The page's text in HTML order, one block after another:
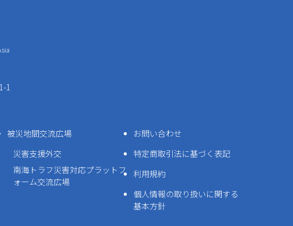
1
被災地間交流広場
災害支援外交
南海トラフ災害対応プラットフ
ォーム交流広場
お問い合わせ
特定商取引法に基づく表記
利用規約
個人情報の取り扱いに関する
基本方針